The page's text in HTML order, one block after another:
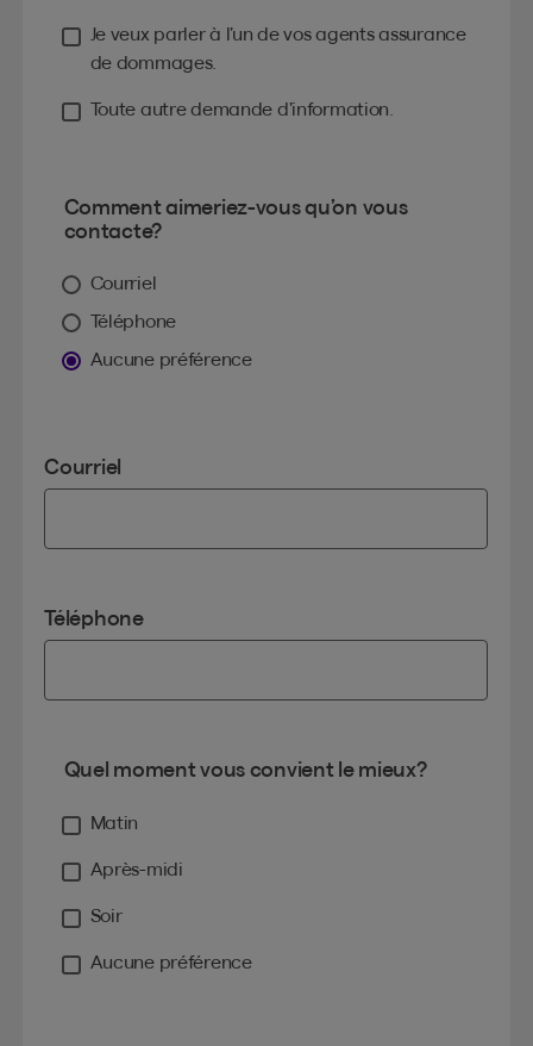
Je veux parler à l’un de vos agents assurance
de dommages.
Toute autre demande d’information.
Comment aimeriez-vous qu’on vous
contacte?
Courriel
Téléphone
Aucune préférence
Courriel
Téléphone
Quel moment vous convient le mieux?
Matin
Après-midi
Soir
Aucune préférence